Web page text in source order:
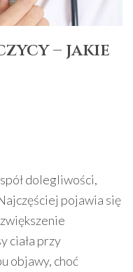
– jakie
dolegliwości,
pojawia się
ciała przy
objawy, choć